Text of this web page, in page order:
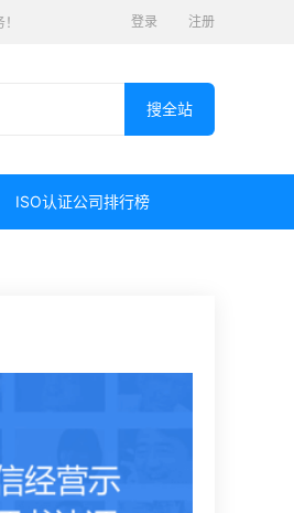
登录 注册
ISO认证公司排行榜